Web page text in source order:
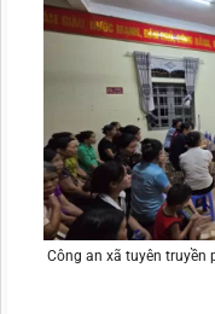
Công an xã tuyên truyền